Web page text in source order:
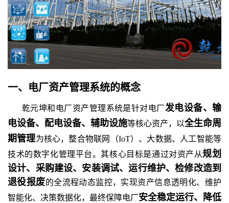
一、 电厂资产管理系统的概念
乾元坤和 电厂资产管理系统是针对电厂发电设备、输
电设备、配电设备、辅助设施等核心资产，以全生命周
期管理为核心，整合物联网（IoT）、大数据、人工智能等
技术的数字化管理平台。其核心目标是通过对资产从规划
设计、采购建设、安装调试、运行维护、检修改造到
退役报废的全流程动态监控，实现资产信息透明化、维护
智能化、决策数据化，最终保障电厂安全稳定运行、降低